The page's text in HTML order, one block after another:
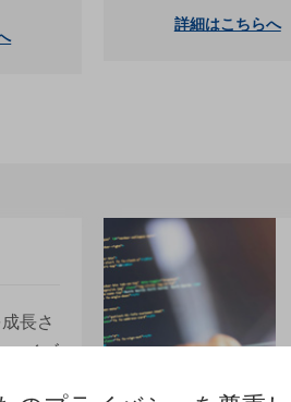
詳細はこちらへ
長さ
マイズ
こと